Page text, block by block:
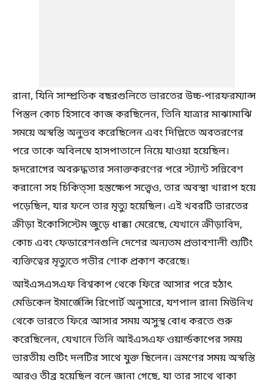
রানা, যিনি সাম্প্রতিক বছরগুলিতে ভারতের উচ্চ-পারফরম্যান্স
পিস্তল কোচ হিসাবে কাজ করছিলেন, তিনি যাত্রার মাঝামাঝি
সময়ে অস্বস্তি অনুভব করেছিলেন এবং দিল্লিতে অবতরণের
পরে তাকে অবিলম্বে হাসপাতালে নিয়ে যাওয়া হয়েছিল।
হৃদরোগের অবরুদ্ধতার সনাক্তকরণের পরে স্ট্যান্ট সন্নিবেশ
করানো সহ চিকিত্সা হস্তক্ষেপ সত্ত্বেও, তার অবস্থা খারাপ হয়ে
পড়েছিল, যার ফলে তার মৃত্যু হয়েছিল। এই খবরটি ভারতের
ক্রীড়া ইকোসিস্টেম জুড়ে ধাক্কা মেরেছে, যেখানে ক্রীড়াবিদ,
কোচ এবং ফেডারেশনগুলি দেশের অন্যতম প্রভাবশালী শ্যুটিং
ব্যক্তিত্বের মৃত্যুতে গভীর শোক প্রকাশ করেছে।
আইএসএসএফ বিশ্বকাপ থেকে ফিরে আসার পরে হঠাৎ
মেডিকেল ইমার্জেন্সি রিপোর্ট অনুসারে, যশপাল রানা মিউনিখ
থেকে ভারতে ফিরে আসার সময় অসুস্থ বোধ করতে শুরু
করেছিলেন, যেখানে তিনি আইএসএফ ওয়ার্ল্ডকাপের সময়
ভারতীয় শুটিং দলটির সাথে যুক্ত ছিলেন। ভ্রমণের সময় অস্বস্তি
আরও তীব্র হয়েছিল বলে জানা গেছে, যা তার সাথে থাকা